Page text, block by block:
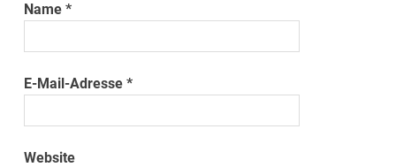
Name*
E-Mail-Adresse*
Website